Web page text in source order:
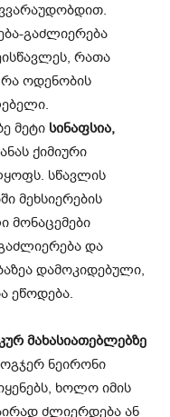
გაძლიერება
რათა
რა ოდენობის
მეტი სინაფსია,
ქიმიური
სწავლის
მეხსიერების
მონაცემები
და
დამოკიდებული,
ეწოდება.
მახასიათებლებზე
ნეირონი
ხოლო იმის
ძლიერდება ან